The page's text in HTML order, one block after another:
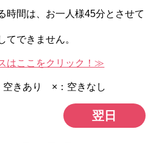
時間は、お一人様45分とさせて
てできません。
はここをクリック！≫
きあり ×：空きなし
翌日